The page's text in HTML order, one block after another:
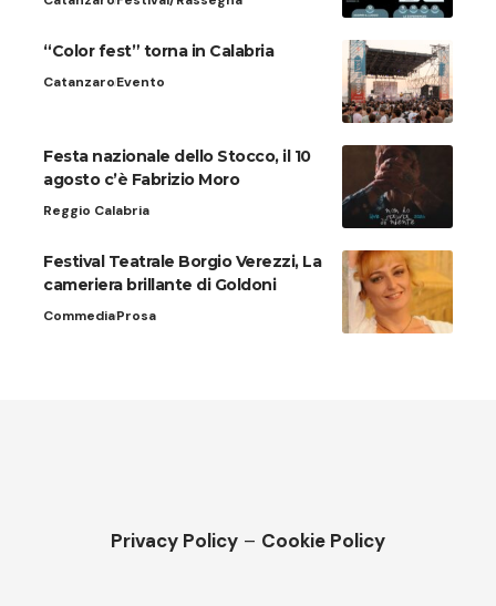
“Color fest” torna in Calabria
CatanzaroEvento
Festa nazionale dello Stocco, il 10
agosto c’è Fabrizio Moro
Reggio Calabria
Festival Teatrale Borgio Verezzi, La
cameriera brillante di Goldoni
CommediaProsa
Privacy Policy – Cookie Policy